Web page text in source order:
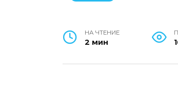
НА ЧТЕНИЕ
2 мин